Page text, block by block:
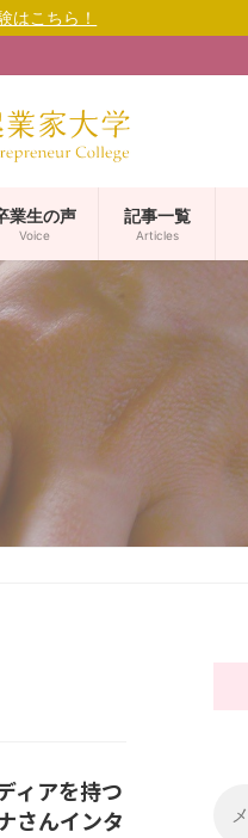
はこちら！
業生の声
Voice
記事一覧
Articles
ィアを持つ
さんインタ